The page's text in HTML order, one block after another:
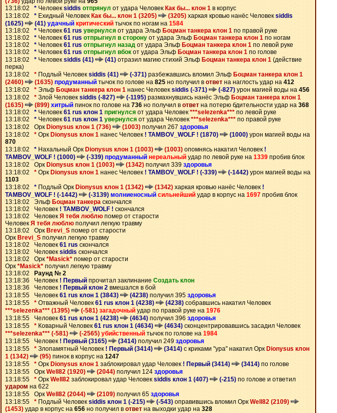
13:18:02 * Человек siddis отпрянул от удара Человек Как бы... клон 1 в корпус
13:18:02 * Ехидный Человек Как бы... клон 1 (3205) (3205) харкая кровью нанёс Человек siddis
(1625)
(41) удачный критический тычок по ногам на 1584
13:18:02 * Человек61 rus увернулся от удара Эльф Боцман танкера клон 1 по правой руке
13:18:02 * Человек 61 rus отпрыгнул в сторону от удара Эльф Боцман танкера клон 1 по ногам
13:18:02 * Человек 61 rus отпрыгнул назад от удара Эльф Боцман танкера клон 1 по левой руке
13:18:02 * Человек61 rus отпрыгнул вбок от удара Эльф Боцман танкера клон 1 по голове
13:18:02 * Человекsiddis (41) (41) отразил магию стихий Эльф Боцман танкера клон 1 (действие
перка)
13:18:02 * Подлый Человек siddis (41) (-371) разбежавшись вломил Эльф Боцман танкера клон 1
(2460)
(1635) продуманный тычок по голове на 825 но получил в ответ на наглость удар на 412
13:18:02 * Эльф Боцман танкера клон 1 нанес Человекsiddis (-371) (-827) урон магией воды на 456
13:18:02 * Злой Человек siddis (-827) (-1195) размахнувшись нанёс Эльф Боцман танкера клон 1
(1635)
(899) хитрый пинок по голове на 736 но получил в ответ на потерю бдительности удар на 368
13:18:02 * Человек61 rus клон 1 пригнулся от удара Человек ***selezenka*** по левой руке
13:18:02 * Человек 61 rus клон 1 увернулся от удара Человек***selezenka*** по правой руке
13:18:02 Орк Dionysus клон 1 (736) (1003) получил 267 здоровья
13:18:02 * Орк Dionysus клон 1 нанес Человек ! TAMBOV_WOLF ! (1870) (1000) урон магией воды на
870
13:18:02 * Нахальный Орк Dionysus клон 1 (1003) (1003) опомнясь накатил Человек !
TAMBOV_WOLF ! (1000)
(-339) продуманный нереальный удар по левой руке на 1339 пробив блок
13:18:02 Орк Dionysus клон 1 (1003) (1342) получил 339 здоровья
13:18:02 * Орк Dionysus клон 1 нанес Человек ! TAMBOV_WOLF ! (-339) (-1442) урон магией воды на
1103
13:18:02 * Подлый Орк Dionysus клон 1 (1342) (1342) харкая кровью нанёс Человек !
TAMBOV_WOLF ! (-1442)
(-3139) молниеносный сильнейший удар в корпус на 1697 пробив блок
13:18:02 Эльф Боцман танкера скончался
13:18:02 Человек ! TAMBOV_WOLF ! скончался
13:18:02 ЧеловекЯ тебя люблю помер от старости
Человек Я тебя люблю получил легкую травму
13:18:02 Орк Brevi_S помер от старости
Орк Brevi_S получил легкую травму
13:18:02 Человек61 rus скончался
13:18:02 Человек siddis скончался
13:18:02 Орк*Masick* помер от старости
Орк*Masick* получил легкую травму
13:18:02
Раунд № 2
13:18:36 Человек ! Первый прочитал заклинание Создать клон
13:18:36 Человек ! Первый клон 2 вмешался в бой
13:18:55 Человек61 rus клон 1 (3843) (4238) получил 395 здоровья
13:18:55 * Отважный Человек61 rus клон 1 (4238) (4238) собравшись накатил Человек
***selezenka*** (1395)
(-581) загадочный удар по правой руке на 1976
13:18:55 Человек61 rus клон 1 (4238) (4634) получил 396 здоровья
13:18:55 * Коварный Человек61 rus клон 1 (4634) (4634) сконцентрировавшись засадил Человек
***selezenka*** (-581)
(-2565) убийственный тычок по голове на 1984
13:18:55 Человек ! Первый (3165) (3414) получил 249 здоровья
13:18:55 * Злопамятный Человек ! Первый (3414) (3414) с криками "ура" накатил Орк Dionysus клон
1 (1342)
(95) пинок в корпус на 1247
13:18:55 * Орк Dionysus клон 1 заблокировал удар Человек ! Первый (3414) (3414) по голове
13:18:55 ОркWell82 (1920) (2044) получил 124 здоровья
13:18:55 * ОркWell82 заблокировал удар Человекsiddis клон 1 (407) (-215) по голове и ответил
ударом на 622
13:18:55 ОркWell82 (2044) (2109) получил 65 здоровья
13:18:55 * Подлый Человекsiddis клон 1 (-215) (-543) оправившись вломил Орк Well82 (2109)
(1453) удар в корпус на 656 но получил в ответ на выходки удар на 328